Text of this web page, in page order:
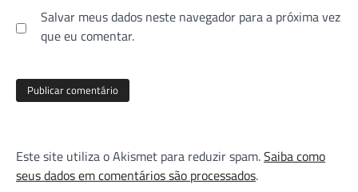
Salvar meus dados neste navegador para a próxima vez
que eu comentar.
Este site utiliza o Akismet para reduzir spam.Saiba como
seus dados em comentários são processados.